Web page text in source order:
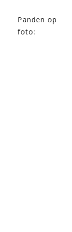
Panden op
foto: